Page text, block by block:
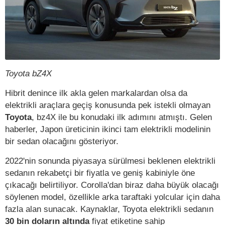
Toyota bZ4X
Hibrit denince ilk akla gelen markalardan olsa da
elektrikli araçlara geçiş konusunda pek istekli olmayan
Toyota, bz4X ile bu konudaki ilk adımını atmıştı. Gelen
haberler, Japon üreticinin ikinci tam elektrikli modelinin
bir sedan olacağını gösteriyor.
2022'nin sonunda piyasaya sürülmesi beklenen elektrikli
sedanın rekabetçi bir fiyatla ve geniş kabiniyle öne
çıkacağı belirtiliyor. Corolla'dan biraz daha büyük olacağı
söylenen model, özellikle arka taraftaki yolcular için daha
fazla alan sunacak. Kaynaklar, Toyota elektrikli sedanın
30 bin doların altındafiyat etiketine sahip